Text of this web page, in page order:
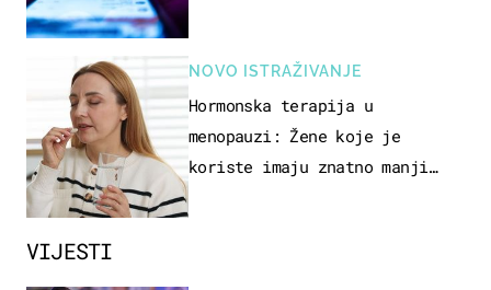
VIJESTI
NOVO ISTRAŽIVANJE
Hormonska terapija u
menopauzi: Žene koje je
koriste imaju znatno manji